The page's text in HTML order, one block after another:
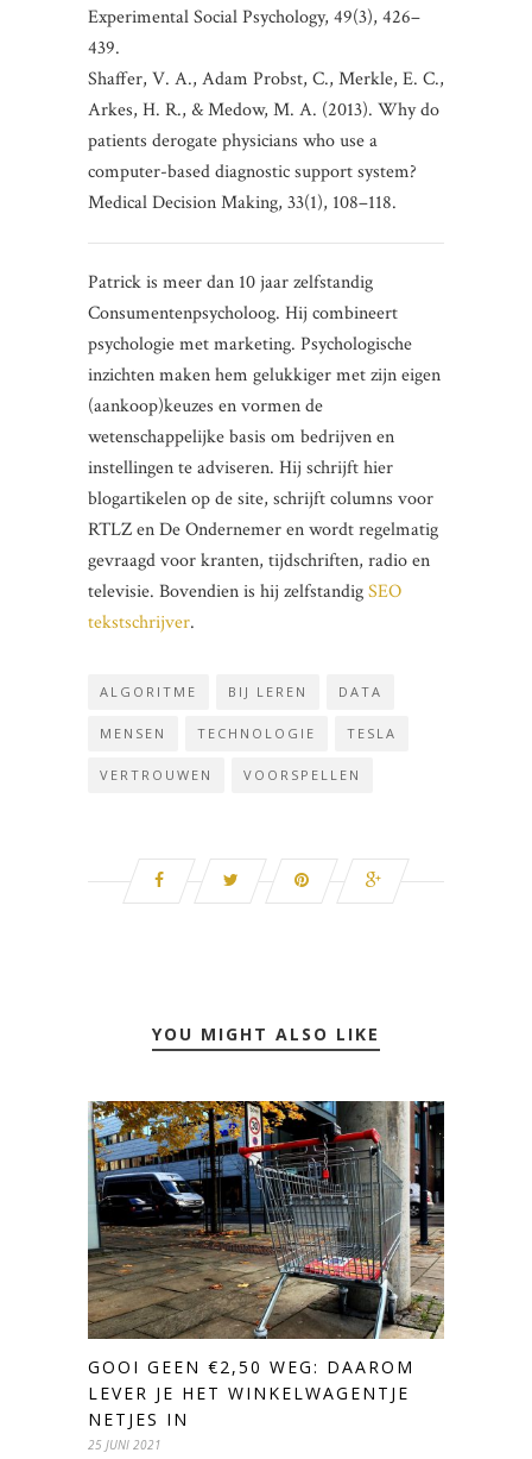
Experimental Social Psychology, 49(3), 426–
439.
Shaffer, V. A., Adam Probst, C., Merkle, E. C.,
Arkes, H. R., & Medow, M. A. (2013). Why do
patients derogate physicians who use a
computer-based diagnostic support system?
Medical Decision Making, 33(1), 108–118.
Patrick is meer dan 10 jaar zelfstandig
Consumentenpsycholoog. Hij combineert
psychologie met marketing. Psychologische
inzichten maken hem gelukkiger met zijn eigen
(aankoop)keuzes en vormen de
wetenschappelijke basis om bedrijven en
instellingen te adviseren. Hij schrijft hier
blogartikelen op de site, schrijft columns voor
RTLZ en De Ondernemer en wordt regelmatig
gevraagd voor kranten, tijdschriften, radio en
televisie. Bovendien is hij zelfstandigSEO
tekstschrijver.
ALGORITME BIJ LEREN DATA
MENSEN TECHNOLOGIE TESLA
VERTROUWEN VOORSPELLEN
YOU MIGHT ALSO LIKE
GOOI GEEN €2,50 WEG: DAAROM
LEVER JE HET WINKELWAGENTJE
NETJES IN
25 JUNI 2021